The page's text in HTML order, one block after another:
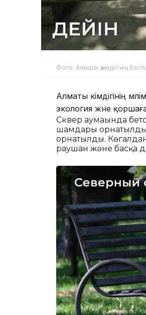
Фото: Алматы әкімдігінің
Алматы әкімдігінің
экология және
Сквер аумағында
шамдары орнатылды,
орнатылды.
раушан және басқа